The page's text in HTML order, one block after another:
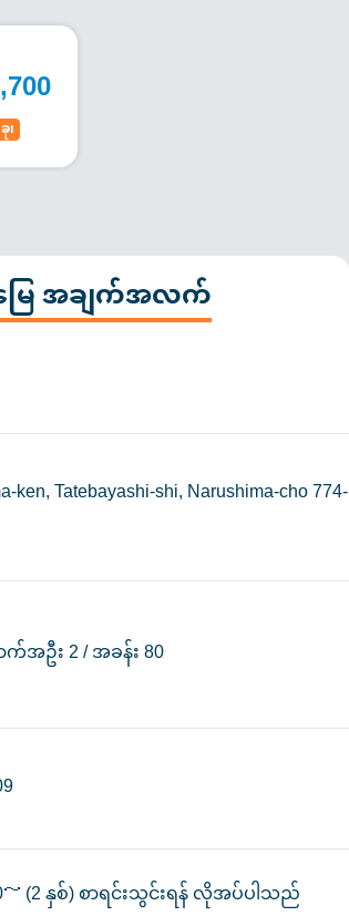
ြေ အချက်အလက်
ken, Tatebayashi-shi, Narushima-cho 774-
အဦး 2 / အခန်း 80
～ (2 နှစ်) စာရင်းသွင်းရန် လိုအပ်ပါသည်